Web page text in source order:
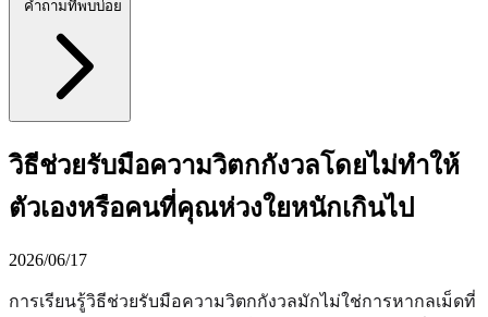
คำถามที่พบบ่อย
วิธีช่วยรับมือความวิตกกังวลโดยไม่ทำให้
ตัวเองหรือคนที่คุณห่วงใยหนักเกินไป
2026/06/17
การเรียนรู้วิธีช่วยรับมือความวิตกกังวลมักไม่ใช่การหากลเม็ดที่